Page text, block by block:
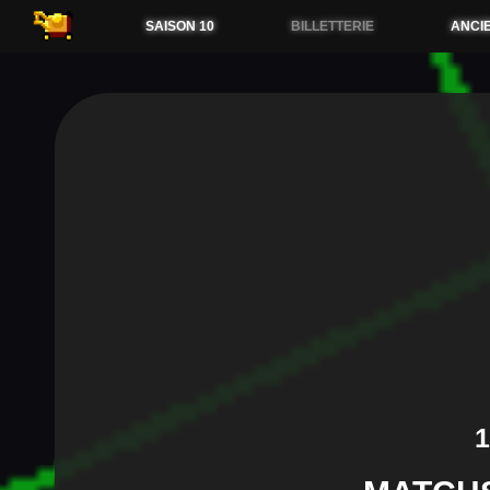
54.38.173.36
SAISON 10 BILLETTERIE
1